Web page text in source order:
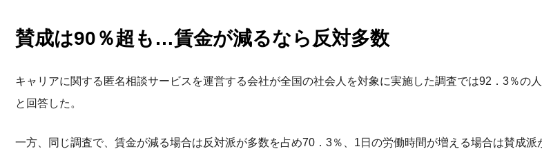
賛成は90％超も…賃金が減るなら反対多数
キャリアに関する匿名相談サービスを運営する会社が全国の社会人を対象に実施した調査では92．3％の人
と回答した。
一方、同じ調査で、賃金が減る場合は反対派が多数を占め70．3％、1日の労働時間が増える場合は賛成派